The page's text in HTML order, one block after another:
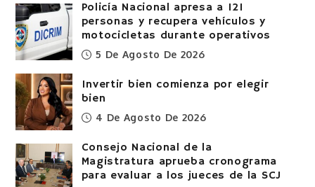
Policía Nacional apresa a 121
personas y recupera vehículos y
motocicletas durante operativos
5 De Agosto De 2026
Invertir bien comienza por elegir
bien
4 De Agosto De 2026
Consejo Nacional de la
Magistratura aprueba cronograma
para evaluar a los jueces de la SCJ